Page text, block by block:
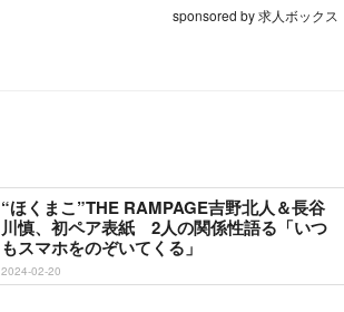
sponsored by 求人ボックス
“ほくまこ”THE RAMPAGE吉野北人＆長谷
川慎、初ペア表紙 2人の関係性語る「いつ
もスマホをのぞいてくる」
2024-02-20